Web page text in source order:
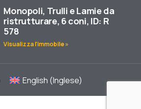
Monopoli, Trulli e Lamie da
ristrutturare, 6 coni, ID: R
578
Visualizza l'immobile »
English (Inglese)